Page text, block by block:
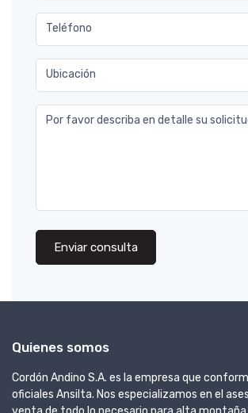
Teléfono
Ubicación
Por favor describa en detalle su
Enviar consulta
Quienes somos
Cordón Andino S.A. es la empresa que
oficiales Ansilta. Nos especializamos en el